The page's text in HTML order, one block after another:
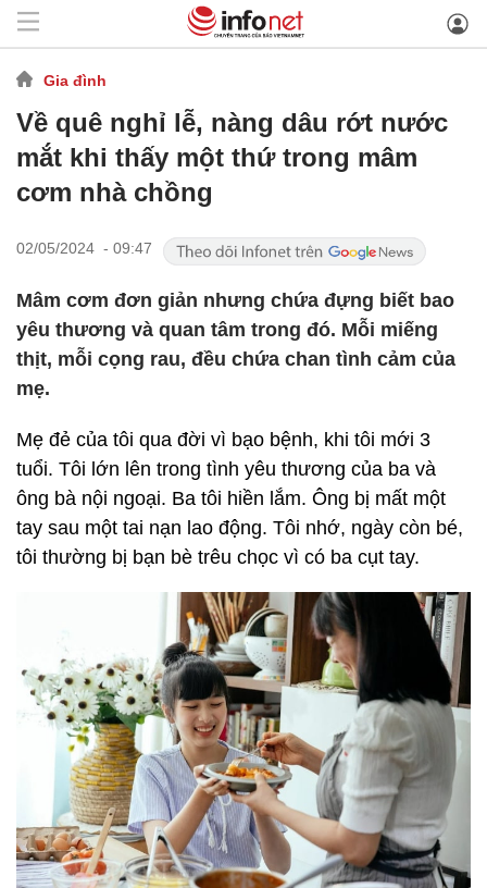
Gia đình
Về quê nghỉ lễ, nàng dâu rớt nước
mắt khi thấy một thứ trong mâm
cơm nhà chồng
02/05/2024 - 09:47
Mâm cơm đơn giản nhưng chứa đựng biết bao
yêu thương và quan tâm trong đó. Mỗi miếng
thịt, mỗi cọng rau, đều chứa chan tình cảm của
mẹ.
Mẹ đẻ của tôi qua đời vì bạo bệnh, khi tôi mới 3
tuổi. Tôi lớn lên trong tình yêu thương của ba và
ông bà nội ngoại. Ba tôi hiền lắm. Ông bị mất một
tay sau một tai nạn lao động. Tôi nhớ, ngày còn bé,
tôi thường bị bạn bè trêu chọc vì có ba cụt tay.